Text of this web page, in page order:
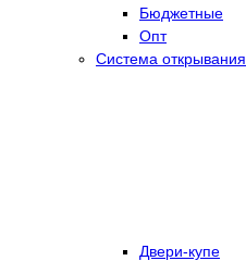
Бюджетные
Опт
Система открывания
Двери-купе